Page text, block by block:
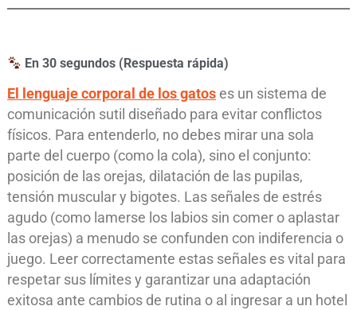
En 30 segundos (Respuesta rápida)
El lenguaje corporal de los gatoses un sistema de
comunicación sutil diseñado para evitar conflictos
físicos. Para entenderlo, no debes mirar una sola
parte del cuerpo (como la cola), sino el conjunto:
posición de las orejas, dilatación de las pupilas,
tensión muscular y bigotes. Las señales de estrés
agudo (como lamerse los labios sin comer o aplastar
las orejas) a menudo se confunden con indiferencia o
juego. Leer correctamente estas señales es vital para
respetar sus límites y garantizar una adaptación
exitosa ante cambios de rutina o al ingresar a un hotel